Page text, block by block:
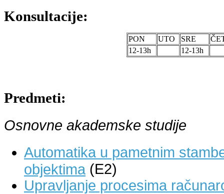
Konsultacije:
PON UTO SRE
12-13h
12-13h
Predmeti:
Osnovne akademske studije
Automatika u pametnim
objektima (E2)
Upravljanje procesima